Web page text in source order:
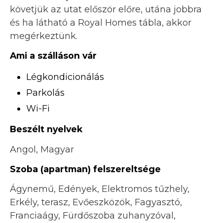
követjük az utat először előre, utána jobbra
és ha látható a Royal Homes tábla, akkor
megérkeztünk.
Ami a szálláson vár
Légkondicionálás
Parkolás
Wi-Fi
Beszélt nyelvek
Angol, Magyar
Szoba (apartman) felszereltsége
Ágynemű, Edények, Elektromos tűzhely,
Erkély, terasz, Evőeszközök, Fagyasztó,
Franciaágy, Fürdőszoba zuhanyzóval,